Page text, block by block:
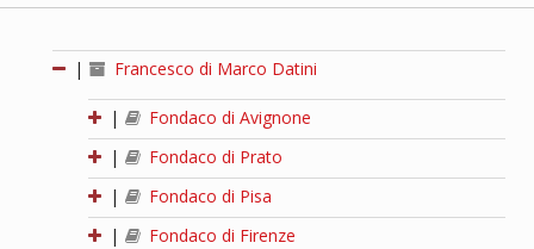
| Francesco di Marco Datini
|
Fondaco di Avignone
|
Fondaco di Prato
|
Fondaco di Pisa
|
Fondaco di Firenze